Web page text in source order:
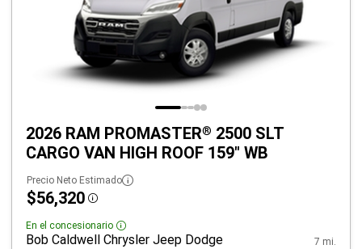
2026 RAM PROMASTER® 2500 SLT
CARGO VAN HIGH ROOF 159" WB
Precio Neto Estimado
$56,320 Disclosure
En el concesionario Disclosure
Bob Caldwell Chrysler Jeep Dodge 7 mi.